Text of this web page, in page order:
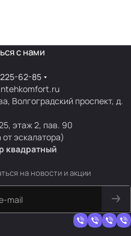
с нами
62-85
Волгоградский проспект, д.
этаж 2, пав. 90
от эскалатора)
квадратный
на новости и акции